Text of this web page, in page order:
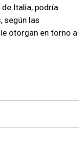
Italia, podría
según las
otorgan en torno a